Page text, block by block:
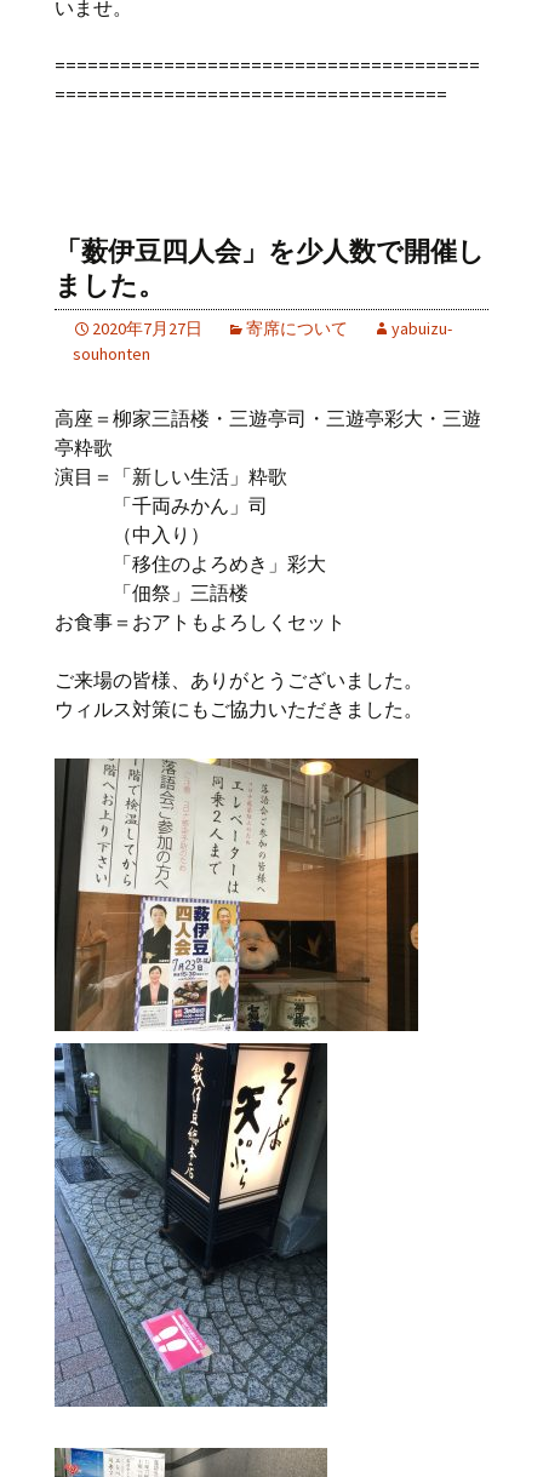
いませ。
=======================================
====================================
「薮伊豆四人会」を少人数で開催し
ました。
2020年7月27日 寄席について
yabuizu-
souhonten
高座＝柳家三語楼・三遊亭司・三遊亭彩大・三遊
亭粋歌
演目＝「新しい生活」粋歌
「千両みかん」司
（中入り）
「移住のよろめき」彩大
「佃祭」三語楼
お食事＝おアトもよろしくセット
ご来場の皆様、ありがとうございました。
ウィルス対策にもご協力いただきました。